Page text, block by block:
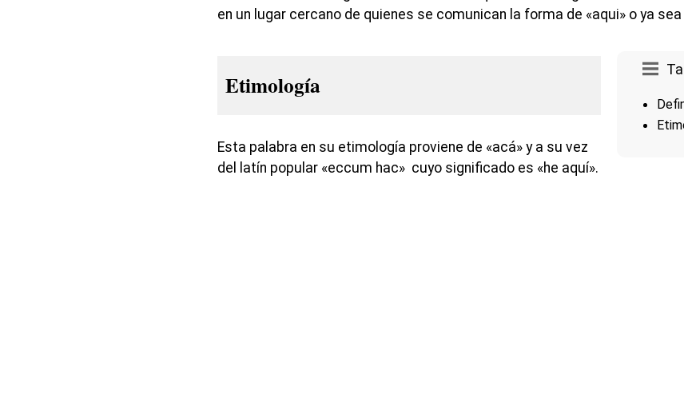
en un lugar cercano de quienes se comunican la forma de «aqui» o ya
Etimología
Esta palabra en su etimología proviene de «acá» y a su vez
del latín popular «eccum hac» cuyo significado es «he aquí».